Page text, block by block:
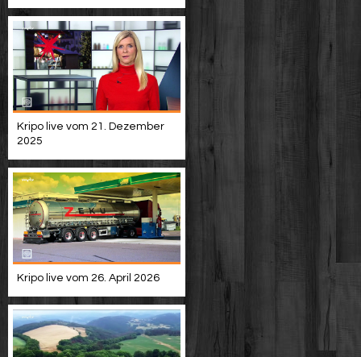
Kripo live vom 21. Dezember
2025
Kripo live vom 26. April 2026